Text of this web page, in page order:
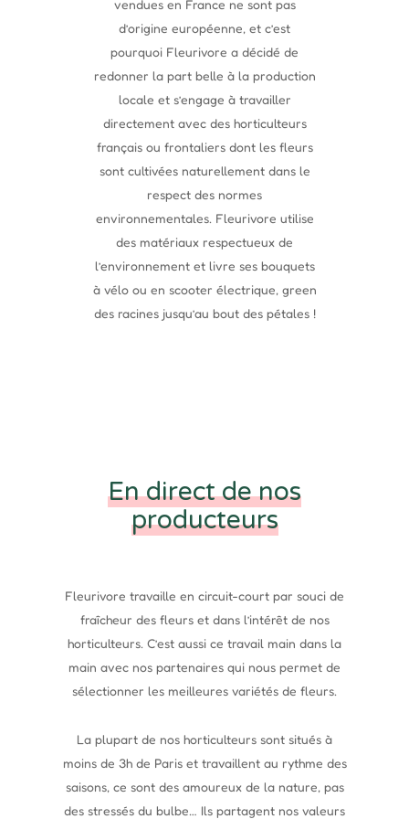
vendues en France ne sont pas
d’origine européenne, et c’est
pourquoi Fleurivore a décidé de
redonner la part belle à la production
locale et s’engage à travailler
directement avec des horticulteurs
français ou frontaliers dont les fleurs
sont cultivées naturellement dans le
respect des normes
environnementales. Fleurivore utilise
des matériaux respectueux de
l’environnement et livre ses bouquets
à vélo ou en scooter électrique, green
des racines jusqu’au bout des pétales !
En direct de nos
producteurs
Fleurivore travaille en circuit-court par souci de
fraîcheur des fleurs et dans l’intérêt de nos
horticulteurs. C’est aussi ce travail main dans la
main avec nos partenaires qui nous permet de
sélectionner les meilleures variétés de fleurs.
La plupart de nos horticulteurs sont situés à
moins de 3h de Paris et travaillent au rythme des
saisons, ce sont des amoureux de la nature, pas
des stressés du bulbe… Ils partagent nos valeurs